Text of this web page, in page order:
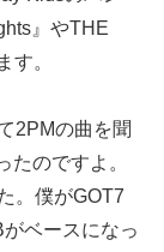
』やTHE
す。
2PMの曲を聞
のですよ。
。僕がGOT7
ベースになっ